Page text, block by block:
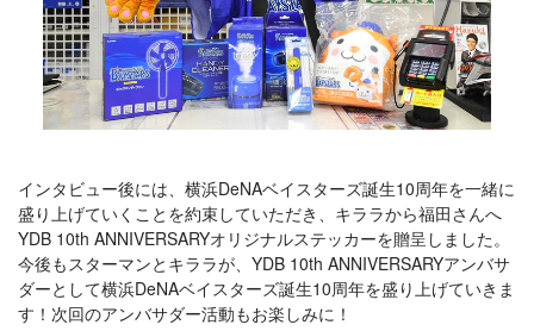
インタビュー後には、横浜DeNAベイスターズ誕生10周年を一緒に
盛り上げていくことを約束していただき、キララから福田さんへ
YDB 10th ANNIVERSARYオリジナルステッカーを贈呈しました。
今後もスターマンとキララが、YDB 10th ANNIVERSARYアンバサ
ダーとして横浜DeNAベイスターズ誕生10周年を盛り上げていきま
す！次回のアンバサダー活動もお楽しみに！